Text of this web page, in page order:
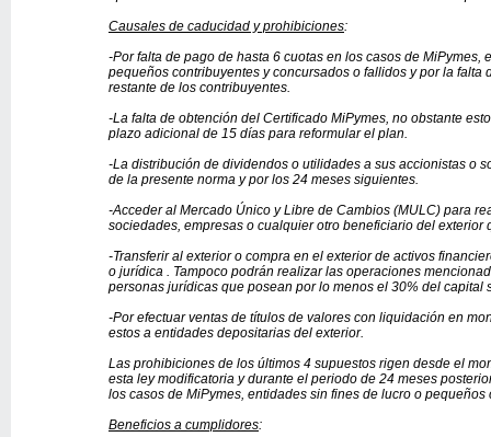
Causales de caducidad y prohibiciones:
-Por falta de pago de hasta 6 cuotas en los casos de MiPymes,
pequeños contribuyentes y concursados o fallidos y por la falta
restante de los contribuyentes.
-La falta de obtención del Certificado MiPymes, no obstante
plazo adicional de 15 días para reformular el plan.
-La distribución de dividendos o utilidades a sus accionistas o
de la presente norma y por los 24 meses siguientes.
-Acceder al Mercado Único y Libre de Cambios (MULC) para
sociedades, empresas o cualquier otro beneficiario del exterior
-Transferir al exterior o compra en el exterior de activos
o jurídica . Tampoco podrán realizar las operaciones
personas jurídicas que posean por lo menos el 30% del capital
-Por efectuar ventas de títulos de valores con liquidación en
estos a entidades depositarias del exterior.
Las prohibiciones de los últimos 4 supuestos rigen desde el
esta ley modificatoria y durante el periodo de 24 meses
los casos de MiPymes, entidades sin fines de lucro o pequeños
Beneficios a cumplidores: